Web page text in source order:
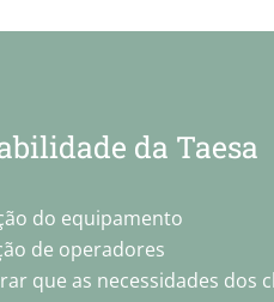
da Taesa
do equipamento
de operadores
que as necessidades dos